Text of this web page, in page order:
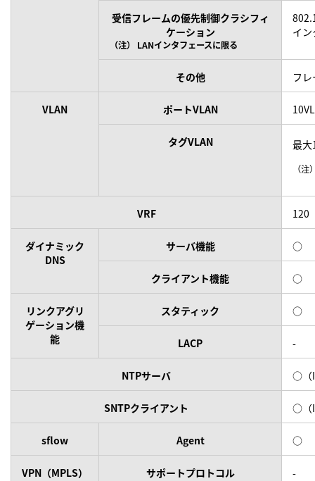
受信フレームの優先制御クラシフィ
ケーション
（注） LANインタフェースに限る
イ
その他 フ
VLAN ポートVLAN
タグVLAN 最大
（注
VRF 120
ダイナミック
DNS
サーバ機能 ○
クライアント機能 ○
リンクアグリ
ゲーション機
能
スタティック ○
LACP -
NTPサーバ ○（
SNTPクライアント ○（
sflow Agent ○
VPN（MPLS） サポートプロトコル -